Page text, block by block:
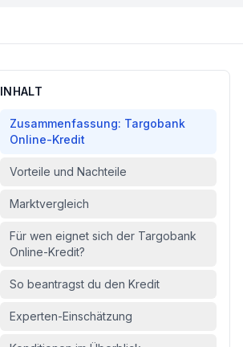
INHALT
Zusammenfassung: Targobank
Online-Kredit
Vorteile und Nachteile
Marktvergleich
Für wen eignet sich der Targobank
Online-Kredit?
So beantragst du den Kredit
Experten-Einschätzung